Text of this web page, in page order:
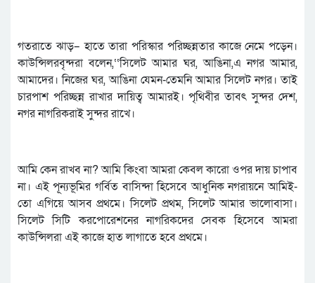
গতরাতে ঝাড়– হাতে তারা পরিস্কার পরিচ্ছন্নতার কাজে নেমে পড়েন।
কাউন্সিলরবৃন্দরা বলেন,‘‘সিলেট আমার ঘর, আঙিনা,এ নগর আমার,
আমাদের। নিজের ঘর, আঙিনা যেমন-তেমনি আমার সিলেট নগর। তাই
চারপাশ পরিচ্ছন্ন রাখার দায়িত্ব আমারই। পৃথিবীর তাবৎ সুন্দর দেশ,
নগর নাগরিকরাই সুন্দর রাখে।
আমি কেন রাখব না? আমি কিংবা আমরা কেবল কারো ওপর দায় চাপাব
না। এই পূন্যভূমির গর্বিত বাসিন্দা হিসেবে আধুনিক নগরায়নে আমিই-
তো এগিয়ে আসব প্রথমে। সিলেট প্রথম, সিলেট আমার ভালোবাসা।
সিলেট সিটি করপোরেশনের নাগরিকদের সেবক হিসেবে আমরা
কাউন্সিলরা এই কাজে হাত লাগাতে হবে প্রথমে।